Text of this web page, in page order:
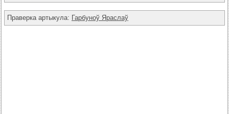
Праверка артыкула: Гарбуноў Яраслаў